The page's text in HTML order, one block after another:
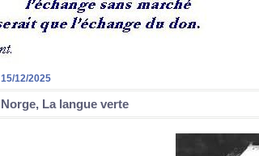
15/12/2025
Norge, La langue verte